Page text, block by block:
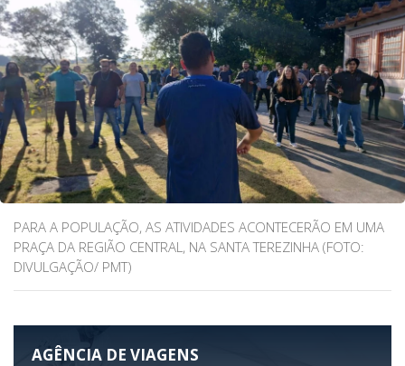
PARA A POPULAÇÃO, AS ATIVIDADES ACONTECERÃO EM UMA
PRAÇA DA REGIÃO CENTRAL, NA SANTA TEREZINHA (FOTO:
DIVULGAÇÃO/ PMT)
AGÊNCIA DE VIAGENS